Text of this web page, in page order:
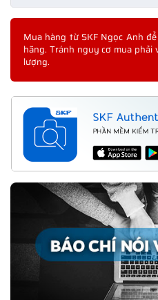
Mua hàng từ SKF Ngọc Anh
hãng. Tránh nguy cơ mua phải
lượng.